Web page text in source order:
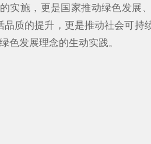
实施，更是国家推动绿色发展
质的提升，更是推动社会可
展理念的生动实践。